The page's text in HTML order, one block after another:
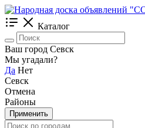
Каталог
Ваш город Севск
Мы угадали?
Да Нет
Севск
Отмена
Районы
Применить